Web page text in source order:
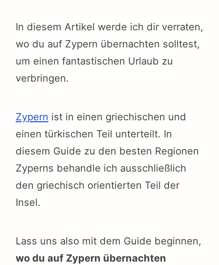
In diesem Artikel werde ich dir verraten,
wo du auf Zypern übernachten solltest,
um einen fantastischen Urlaub zu
verbringen.
Zypern ist in einen griechischen und
einen türkischen Teil unterteilt. In
diesem Guide zu den besten Regionen
Zyperns behandle ich ausschließlich
den griechisch orientierten Teil der
Insel.
Lass uns also mit dem Guide beginnen,
wo du auf Zypern übernachten